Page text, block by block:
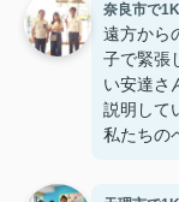
す。
奈良市で
遠方から
子で緊張
い安達さ
説明して
私たちの